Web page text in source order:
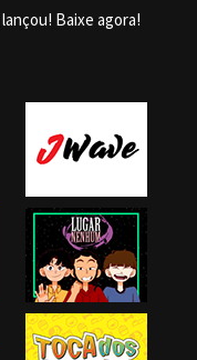
Baixe agora!